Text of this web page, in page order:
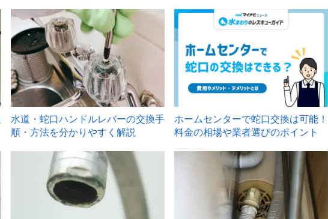
2
水道・蛇口ハンドルレバーの交換手
順・方法を分かりやすく解説
ホームセンターで蛇口交換は可能！
料金の相場や業者選びのポイント